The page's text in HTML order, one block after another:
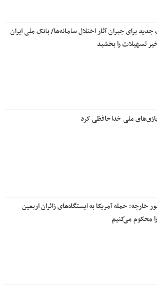
برای جبران آثار اختلال سامانه‌ها/ بانک ملی ایران
تسهیلات را بخشید
بازی‌های ملی خداحافظی کرد
خارجه: حمله آمریکا به ایستگاه‌های زائران اربعین
محکوم می‌کنیم